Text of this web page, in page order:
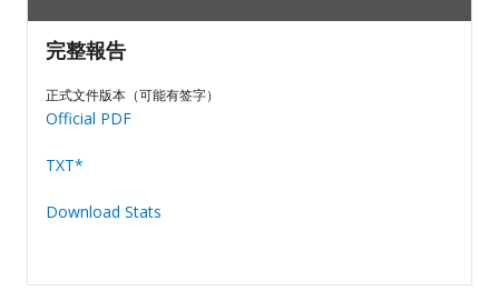
完整報告
正式文件版本（可能有签字）
Official PDF
TXT*
Download Stats